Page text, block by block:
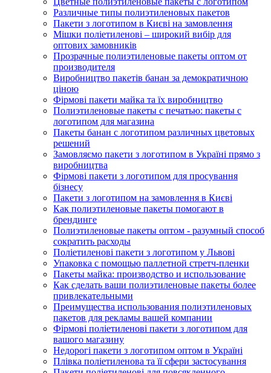
Различные типы полиэтиленовых пакетов
Пакети з логотипом в Києві на замовлення
Мішки поліетиленові – широкий вибір для
оптових замовників
Прозрачные полиэтиленовые пакеты оптом от
производителя
Виробництво пакетів банан за демократичною
ціною
Фірмові пакети майка та їх виробництво
Полиэтиленовые пакеты с печатью: пакеты с
логотипом для магазина
Пакеты банан с логотипом различных цветовых
решений
Замовляємо пакети з логотипом в Україні прямо з
виробництва
Фірмові пакети з логотипом для просування
бізнесу
Пакети з логотипом на замовлення в Києві
Как полиэтиленовые пакеты помогают в
брендинге
Полиэтиленовые пакеты оптом - разумный способ
сократить расходы
Поліетиленові пакети з логотипом у Львові
Упаковка с помощью паллетной стретч-пленки
Пакеты майка: производство и использование
Как сделать ваши полиэтиленовые пакеты более
привлекательными
Преимущества использования полиэтиленовых
пакетов для рекламы вашей компании
Фірмові поліетиленові пакети з логотипом для
вашого магазину
Недорогі пакети з логотипом оптом в Україні
Плівка поліетиленова та її сфери застосування